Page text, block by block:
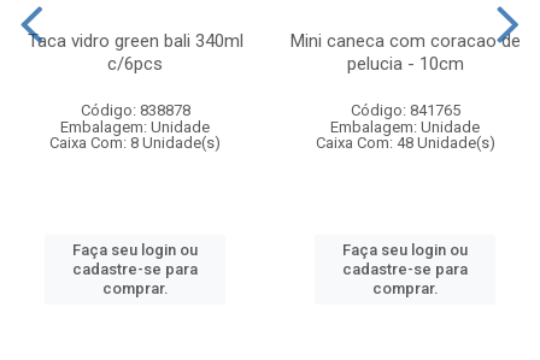
Taca vidro green bali 340ml
c/6pcs
Código: 838878
Embalagem: Unidade
Caixa Com: 8 Unidade(s)
Faça seu login ou
cadastre-se para
comprar.
Mini caneca com coracao de
pelucia - 10cm
Código: 841765
Embalagem: Unidade
Caixa Com: 48 Unidade(s)
Faça seu login ou
cadastre-se para
comprar.